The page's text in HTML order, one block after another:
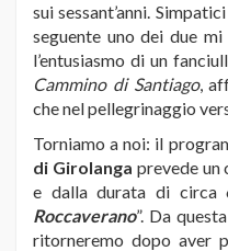
sui sessant’anni.
seguente uno dei due
l’entusiasmo di un
Cammino di Santiago,
che nel pellegrinaggio
Torniamo a noi: il
di Girolanga prevede
e dalla durata di circa
Roccaverano”. Da
ritorneremo dopo aver